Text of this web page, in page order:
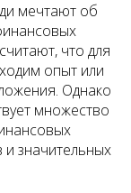
мечтают об
что для
опыт или
Однако
множество
значительных